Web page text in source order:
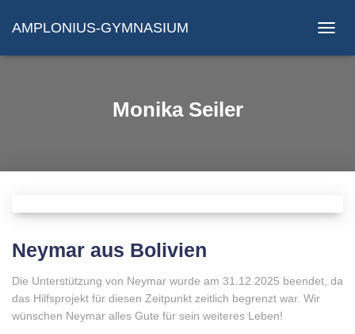
AMPLONIUS-GYMNASIUM
Monika Seiler
Neymar aus Bolivien
Die Unterstützung von Neymar wurde am 31.12.2025 beendet, da
das Hilfsprojekt für diesen Zeitpunkt zeitlich begrenzt war. Wir
wünschen Neymar alles Gute für sein weiteres Leben!